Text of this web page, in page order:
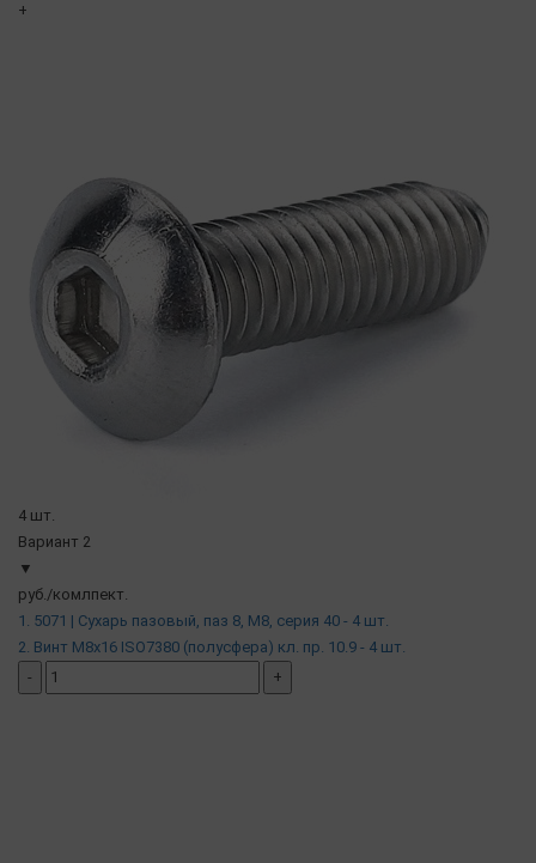
+
4 шт.
Вариант 2
▼
руб./комлпект.
1. 5071 | Сухарь пазовый, паз 8, М8, серия 40 - 4 шт.
2. Винт М8х16 ISO7380 (полусфера) кл. пр. 10.9 - 4 шт.
-
+